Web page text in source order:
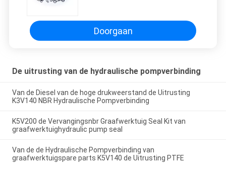
Doorgaan
De uitrusting van de hydraulische pompverbinding
Van de Diesel van de hoge drukweerstand de Uitrusting
K3V140 NBR Hydraulische Pompverbinding
K5V200 de Vervangingsnbr Graafwerktuig Seal Kit van
graafwerktuighydraulic pump seal
Van de de Hydraulische Pompverbinding van
graafwerktuigspare parts K5V140 de Uitrusting PTFE